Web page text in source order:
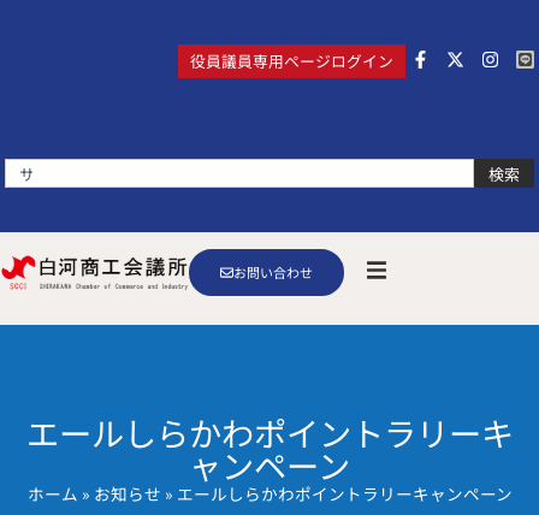
検索
役員議員専用ページログイン
お問い合わせ
エールしらかわポイントラリーキ
ャンペーン
ホーム » お知らせ » エールしらかわポイントラリーキャンペーン